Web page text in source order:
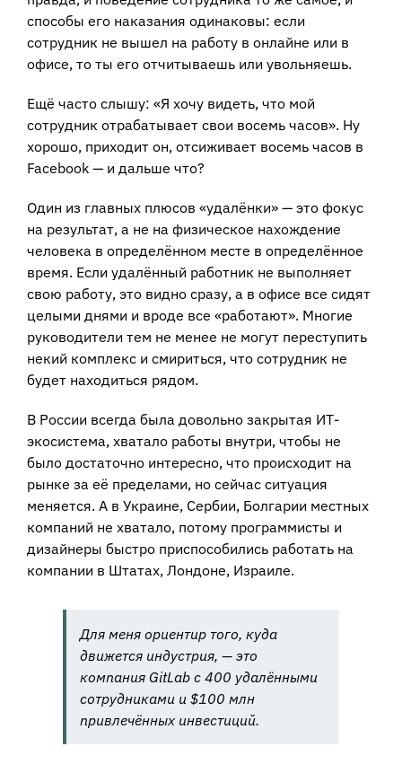
способы его наказания одинаковы: если
сотрудник не вышел на работу в онлайне или в
офисе, то ты его отчитываешь или увольняешь.
Ещё часто слышу: «Я хочу видеть, что мой
сотрудник отрабатывает свои восемь часов». Ну
хорошо, приходит он, отсиживает восемь часов в
Facebook — и дальше что?
Один из главных плюсов «удалёнки» — это фокус
на результат, а не на физическое нахождение
человека в определённом месте в определённое
время. Если удалённый работник не выполняет
свою работу, это видно сразу, а в офисе все сидят
целыми днями и вроде все «работают». Многие
руководители тем не менее не могут переступить
некий комплекс и смириться, что сотрудник не
будет находиться рядом.
В России всегда была довольно закрытая ИТ-
экосистема, хватало работы внутри, чтобы не
было достаточно интересно, что происходит на
рынке за её пределами, но сейчас ситуация
меняется. А в Украине, Сербии, Болгарии местных
компаний не хватало, потому программисты и
дизайнеры быстро приспособились работать на
компании в Штатах, Лондоне, Израиле.
Для меня ориентир того, куда
движется индустрия, — это
компания GitLab с 400 удалёнными
сотрудниками и $100 млн
привлечённых инвестиций.